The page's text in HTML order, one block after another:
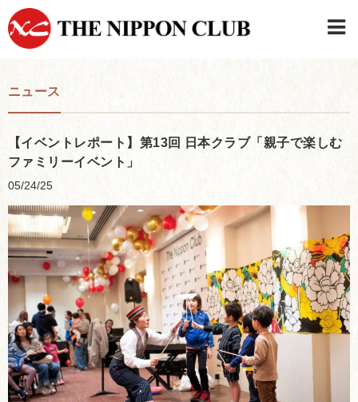
ニュース
【イベントレポート】第13回 日本クラブ「親子で楽しむ
ファミリーイベント」
05/24/25
日本クラブメンバーログイン
連絡先・駐車場
はじめてご利用の方はこちら
›